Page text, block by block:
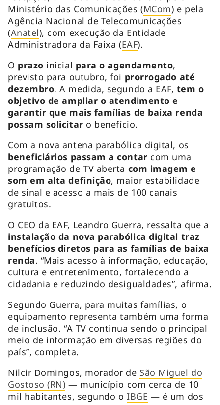
Ministério das Comunicações (MCom) e pela
Agência Nacional de Telecomunicações
(Anatel), com execução da Entidade
Administradora da Faixa (EAF).
O prazo inicial para o agendamento,
previsto para outubro, foi prorrogado até
dezembro. A medida, segundo a EAF, tem o
objetivo de ampliar o atendimento e
garantir que mais famílias de baixa renda
possam solicitar o benefício.
Com a nova antena parabólica digital, os
beneficiários passam a contar com uma
programação de TV aberta com imagem e
som em alta definição, maior estabilidade
de sinal e acesso a mais de 100 canais
gratuitos.
O CEO da EAF, Leandro Guerra, ressalta que a
instalação da nova parabólica digital traz
benefícios diretos para as famílias de baixa
renda. “Mais acesso à informação, educação,
cultura e entretenimento, fortalecendo a
cidadania e reduzindo desigualdades”, afirma.
Segundo Guerra, para muitas famílias, o
equipamento representa também uma forma
de inclusão. “A TV continua sendo o principal
meio de informação em diversas regiões do
país”, completa.
Nilcir Domingos, morador de São Miguel do
Gostoso (RN) — município com cerca de 10
mil habitantes, segundo oIBGE — é um dos